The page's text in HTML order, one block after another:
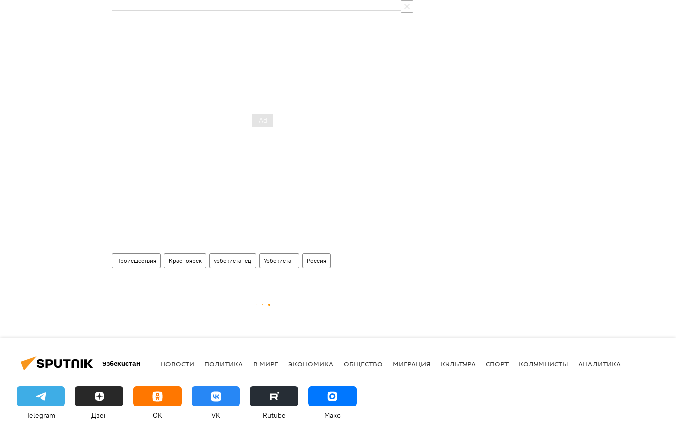
Происшествия Красноярск узбекистанец Узбекистан Россия
Узбекистан НОВОСТИ ПОЛИТИКА В МИРЕ ЭКОНОМИКА ОБЩЕСТВО МИГРАЦИЯ КУЛЬТУРА СПОРТ КОЛУМНИСТЫ АНАЛИТИКА
Telegram Дзен OK VK Rutube Макс